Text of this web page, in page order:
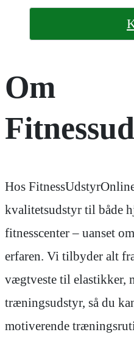
Om
Hos
kvalitetsudstyr til både
fitnesscenter – uanset
erfaren. Vi tilbyder alt
vægtveste til elastikker,
træningsudstyr, så du
motiverende